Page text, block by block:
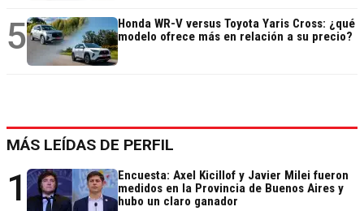
5
Honda WR-V versus Toyota Yaris Cross: ¿qué
modelo ofrece más en relación a su precio?
MÁS LEÍDAS DE PERFIL
1
Encuesta: Axel Kicillof y Javier Milei fueron
medidos en la Provincia de Buenos Aires y
hubo un claro ganador